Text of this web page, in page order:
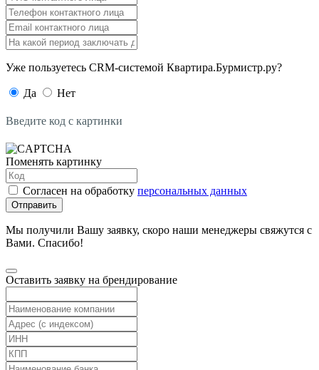
Уже пользуетесь CRM-системой Квартира.Бурмистр.ру?
Да Нет
Введите код с картинки
Поменять картинку
Согласен на обработку персональных данных
Отправить
Мы получили Вашу заявку, скоро наши менеджеры свяжутся с
Вами. Спасибо!
Оставить заявку на брендирование